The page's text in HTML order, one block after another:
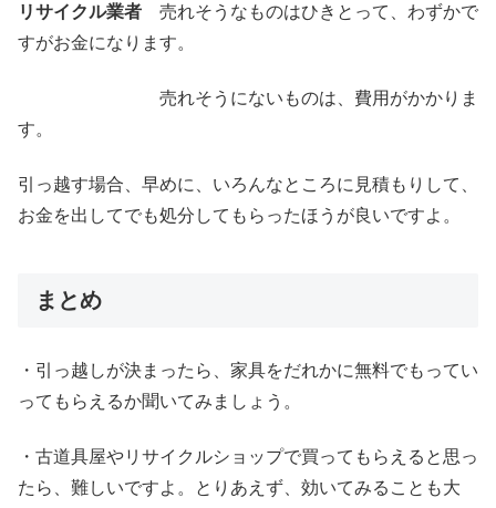
リサイクル業者 売れそうなものはひきとって、わずかで
すがお金になります。
売れそうにないものは、費用がかかりま
す。
引っ越す場合、早めに、いろんなところに見積もりして、
お金を出してでも処分してもらったほうが良いですよ。
まとめ
・引っ越しが決まったら、家具をだれかに無料でもってい
ってもらえるか聞いてみましょう。
・古道具屋やリサイクルショップで買ってもらえると思っ
たら、難しいですよ。とりあえず、効いてみることも大